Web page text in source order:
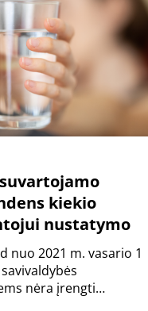
kiekio
nustatymo
nuo 2021 m. vasario 1
nėra įrengti